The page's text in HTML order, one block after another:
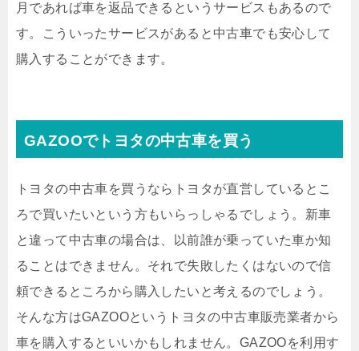
月であれば車を返品できるというサービスもあるので
す。こういったサービスがあると中古車でも安心して
購入することができます。
GAZOOでトヨタの中古車を買う
トヨタの中古車を買うならトヨタが直営しているとこ
ろで買いたいという方もいらっしゃるでしょう。新車
と違って中古車の場合は、以前誰が乗っていた車か知
ることはできません。それで失敗したくはないので信
頼できるところから購入したいと考えるのでしょう。
そんな方はGAZOOというトヨタの中古車販売業者から
車を購入するといいかもしれません。GAZOOを利用す